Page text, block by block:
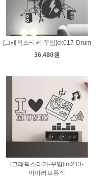
[그래픽스티커-꾸밈]ck017-Drum
36,480원
[그래픽스티커-꾸밈]im213-
아이러브뮤직